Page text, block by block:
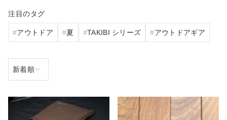
注目のタグ
アウトドア 夏 TAKIBI シリーズ アウトドアギア